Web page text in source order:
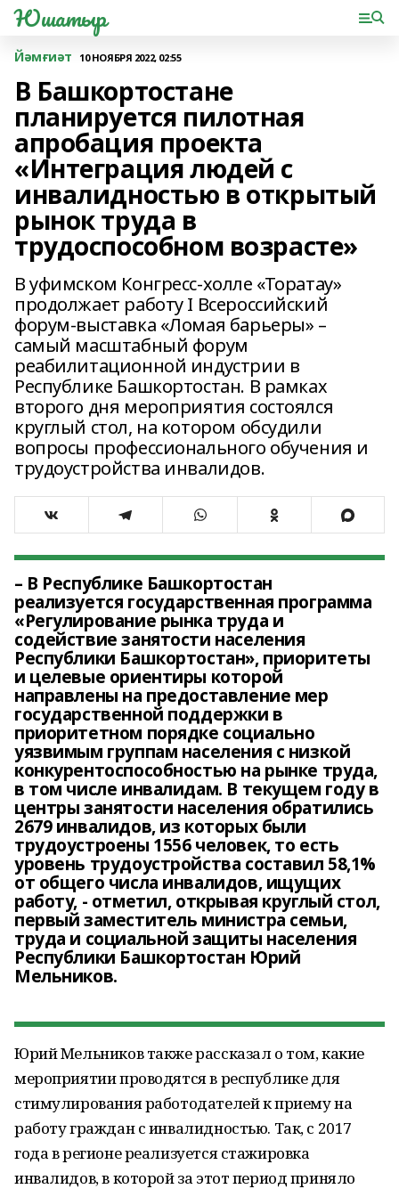
Юшатыр
Йәмғиәт 10 НОЯБРЯ 2022, 02:55
В Башкортостане
планируется пилотная
апробация проекта
«Интеграция людей с
инвалидностью в открытый
рынок труда в
трудоспособном возрасте»
В уфимском Конгресс-холле «Торатау»
продолжает работу I Всероссийский
форум-выставка «Ломая барьеры» –
самый масштабный форум
реабилитационной индустрии в
Республике Башкортостан. В рамках
второго дня мероприятия состоялся
круглый стол, на котором обсудили
вопросы профессионального обучения и
трудоустройства инвалидов.
– В Республике Башкортостан
реализуется государственная программа
«Регулирование рынка труда и
содействие занятости населения
Республики Башкортостан», приоритеты
и целевые ориентиры которой
направлены на предоставление мер
государственной поддержки в
приоритетном порядке социально
уязвимым группам населения с низкой
конкурентоспособностью на рынке труда,
в том числе инвалидам. В текущем году в
центры занятости населения обратились
2679 инвалидов, из которых были
трудоустроены 1556 человек, то есть
уровень трудоустройства составил 58,1%
от общего числа инвалидов, ищущих
работу, - отметил, открывая круглый стол,
первый заместитель министра семьи,
труда и социальной защиты населения
Республики Башкортостан Юрий
Мельников.
Юрий Мельников также рассказал о том, какие
мероприятии проводятся в республике для
стимулирования работодателей к приему на
работу граждан с инвалидностью. Так, с 2017
года в регионе реализуется стажировка
инвалидов, в которой за этот период приняло